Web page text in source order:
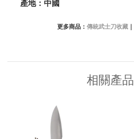
產地：中國
更多商品： 傳統武士刀收藏
相關產品